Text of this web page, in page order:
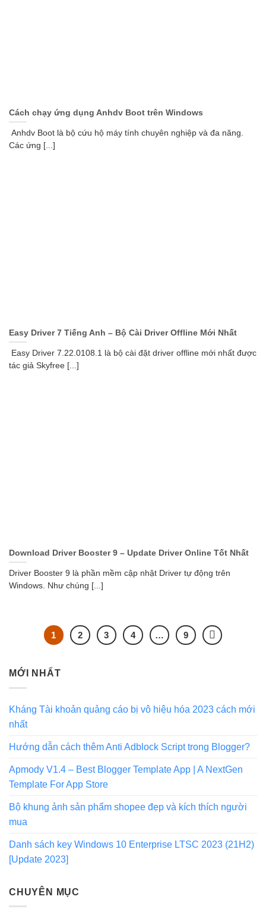
Cách chạy ứng dụng Anhdv Boot trên Windows
Anhdv Boot là bộ cứu hộ máy tính chuyên nghiệp và đa năng.
Các ứng [...]
Easy Driver 7 Tiếng Anh – Bộ Cài Driver Offline Mới Nhất
Easy Driver 7.22.0108.1 là bộ cài đặt driver offline mới nhất được
tác giả Skyfree [...]
Download Driver Booster 9 – Update Driver Online Tốt Nhất
Driver Booster 9 là phần mềm cập nhật Driver tự động trên
Windows. Như chúng [...]
1 2 3 4 … 9
MỚI NHẤT
Kháng Tài khoản quảng cáo bị vô hiệu hóa 2023 cách mới
nhất
Hướng dẫn cách thêm Anti Adblock Script trong Blogger?
Apmody V1.4 – Best Blogger Template App | A NextGen
Template For App Store
Bộ khung ảnh sản phẩm shopee đẹp và kích thích người
mua
Danh sách key Windows 10 Enterprise LTSC 2023 (21H2)
[Update 2023]
CHUYÊN MỤC